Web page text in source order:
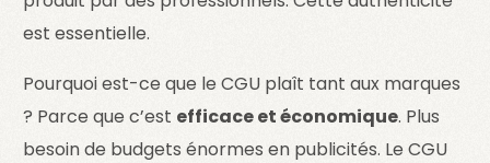
est essentielle.
Pourquoi est-ce que le CGU plaît tant aux marques
? Parce que c’est efficace et économique. Plus
besoin de budgets énormes en publicités. Le CGU